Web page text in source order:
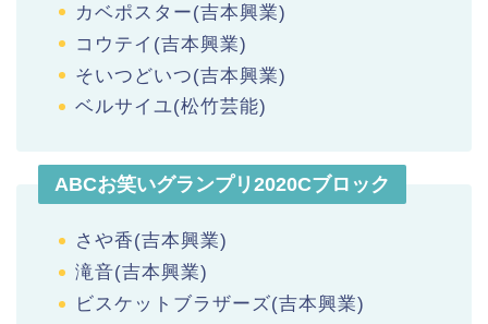
カベポスター(吉本興業)
コウテイ(吉本興業)
そいつどいつ(吉本興業)
ベルサイユ(松竹芸能)
ABCお笑いグランプリ2020Cブロック
さや香(吉本興業)
滝音(吉本興業)
ビスケットブラザーズ(吉本興業)